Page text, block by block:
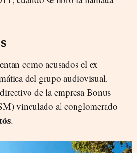
como acusados el ex
del grupo audiovisual,
de la empresa Bonus
vinculado al conglomerado
.